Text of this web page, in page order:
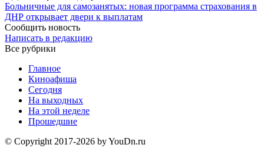
Больничные для самозанятых: новая программа страхования в
ДНР открывает двери к выплатам
Сообщить новость
Написать в редакцию
Все рубрики
Главное
Киноафиша
Сегодня
На выходных
На этой неделе
Прошедшие
© Copyright 2017-2026 by YouDn.ru